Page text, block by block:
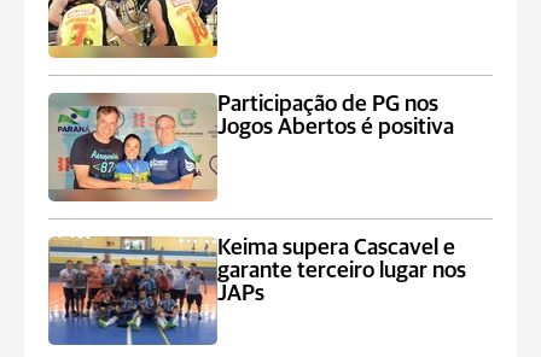
Participação de PG nos
Jogos Abertos é positiva
Keima supera Cascavel e
garante terceiro lugar nos
JAPs